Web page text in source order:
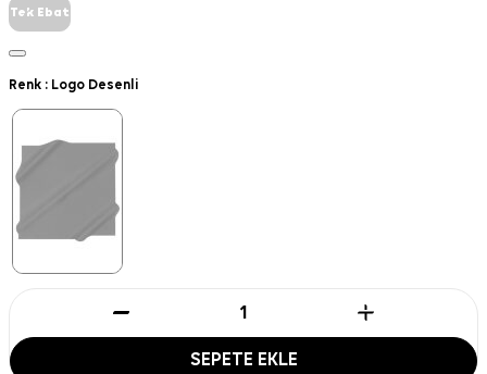
Tek Ebat
Renk : Logo Desenli
SEPETE EKLE